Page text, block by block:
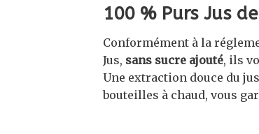
100 % Purs Jus
Conformément à la
Jus, sans sucre ajouté, ils
Une extraction douce du
bouteilles à chaud, vous